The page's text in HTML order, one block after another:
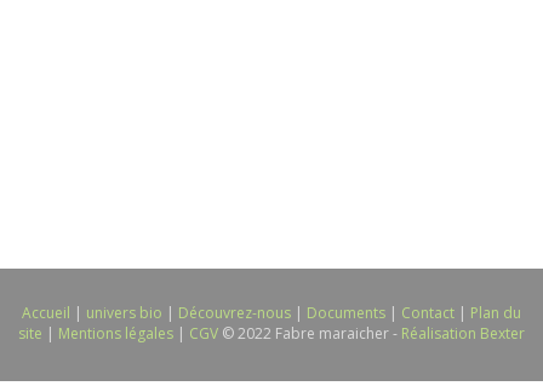
Accueil | univers bio | Découvrez-nous | Documents | Contact | Plan du
site | Mentions légales | CGV © 2022 Fabre maraicher - Réalisation Bexter